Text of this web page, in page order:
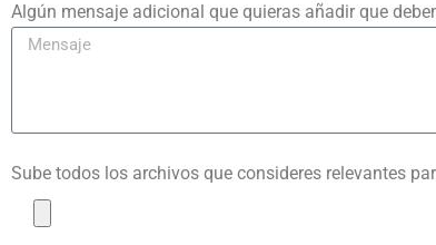
Algún mensaje adicional que quieras añadir que
Sube todos los archivos que consideres relevantes